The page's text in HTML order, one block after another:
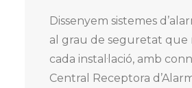
Dissenyem sistemes
al grau de seguretat que
cada instal·lació, amb
Central Receptora